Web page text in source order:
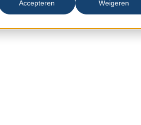
Accepteren Weigeren